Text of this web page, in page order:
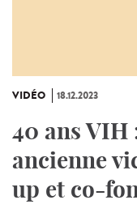
VIDÉO 18.12.2023
40 ans
ancienne
up et co-